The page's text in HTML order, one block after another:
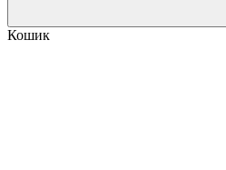
Кошик